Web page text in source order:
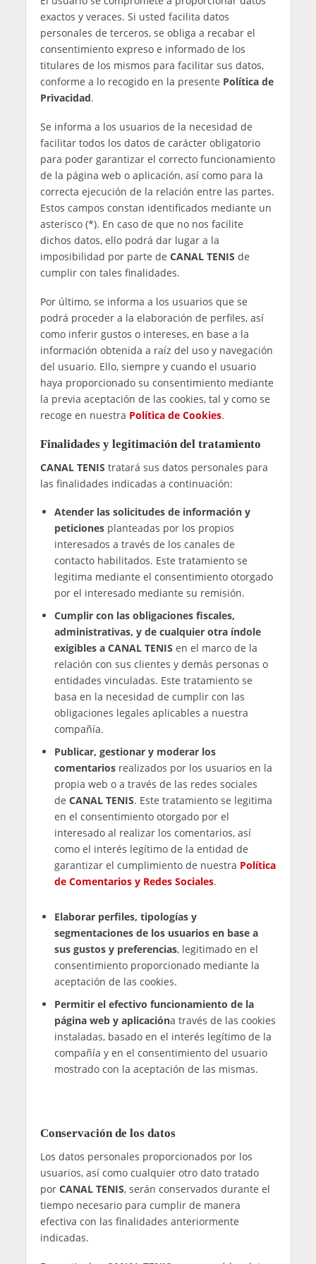
l
e
n
c
i
a
s
í
s
t
i
c
a
e
t
i
n
g
Gestionar {vendor_count} proveedores
Leer más sobre estos propósitos
Aceptar cookies
Denegar
Ver preferencias
Guardar preferencias
Declaración de privacidad
Impressum
Política de privacidad
La presente Política de Privacidad será aplicable
como de nuestras redes sociales. Asimismo,
también podrá ser aplicable a los tratamientos
de datos personales realizados por la entidad a
través de otros medios, soportes o tecnologías.
1. Identidad del Responsable del
Tratamiento
71108125-Z
Domicilio social:
Avenida de Burgos 20, 4ºD,
E-mail:canaltenisoficial@gmail.com
2. Información acerca del
tratamiento de datos personales
Datos objeto de tratamiento
Los datos personales tratados serán aquellos
recabados y aportados por parte de los usuarios
y clientes a través de esta página web o
aplicación, así como durante la relación
mantenida con usted. Además, por el hecho de
navegar y mediante el uso de cookies,
TENISrecaba datos de los usuarios con el objeto
de mejorar su navegación y gestionar de manera
efectiva el portal.
El usuario se compromete a proporcionar datos
exactos y veraces. Si usted facilita datos
personales de terceros, se obliga a recabar el
consentimiento expreso e informado de los
titulares de los mismos para facilitar sus datos,
conforme a lo recogido en la presente
Se informa a los usuarios de la necesidad de
facilitar todos los datos de carácter obligatorio
para poder garantizar el correcto funcionamiento
de la página web o aplicación, así como para la
correcta ejecución de la relación entre las partes.
Estos campos constan identificados mediante un
asterisco (*). En caso de que no nos facilite
dichos datos, ello podrá dar lugar a la
imposibilidad por parte deCANAL TENISde
podrá proceder a la elaboración de perfiles, así
información obtenida a raíz del uso y navegación
del usuario. Ello, siempre y cuando el usuario
haya proporcionado su consentimiento mediante
la previa aceptación de las cookies, tal y como se
recoge en nuestraPolítica de Cookies.